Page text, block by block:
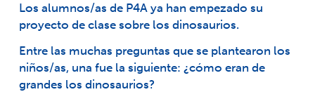
Los alumnos/as de P4A ya han empezado su
proyecto de clase sobre los dinosaurios.
Entre las muchas preguntas que se plantearon los
niños/as, una fue la siguiente: ¿cómo eran de
grandes los dinosaurios?